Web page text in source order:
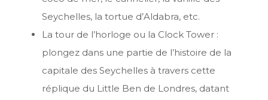
Seychelles, la tortue d’Aldabra, etc.
La tour de l’horloge ou la Clock Tower :
plongez dans une partie de l’histoire de la
capitale des Seychelles à travers cette
réplique du Little Ben de Londres, datant